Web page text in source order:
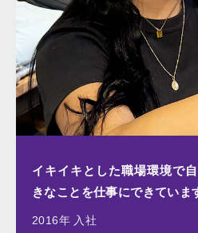
イキイキとした職場環境で
きなことを仕事にできていま
2016年 入社